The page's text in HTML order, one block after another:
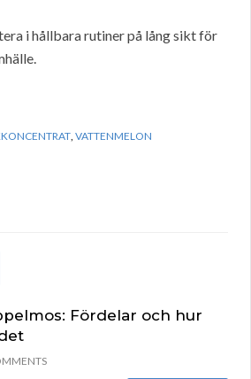
i hållbara rutiner på lång sikt för
,VATTENMELON
Fördelar och hur